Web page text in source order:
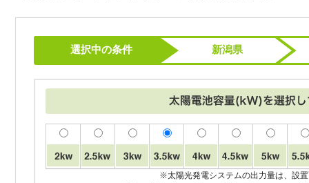
選択中の条件 新潟県
※太陽光発電システムの出力量は、設